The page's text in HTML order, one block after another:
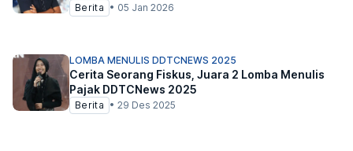
Berita • 05 Jan 2026
LOMBA MENULIS DDTCNEWS 2025
Cerita Seorang Fiskus, Juara 2 Lomba Menulis
Pajak DDTCNews 2025
Berita • 29 Des 2025